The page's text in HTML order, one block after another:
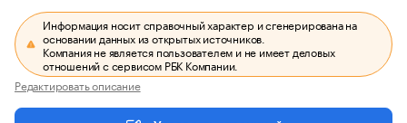
Информация носит справочный характер и сгенерирована на
основании данных из открытых источников.
Компания не является пользователем и не имеет деловых
отношений с сервисом РБК Компании.
Редактировать описание